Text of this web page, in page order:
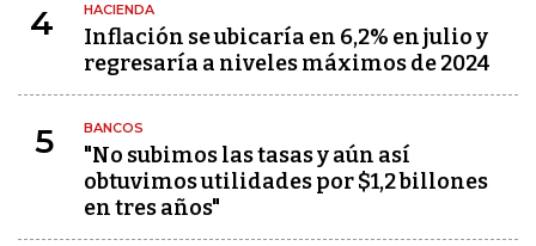
4 HACIENDA
Inflación se ubicaría en 6,2% en julio y
regresaría a niveles máximos de 2024
5 BANCOS
"No subimos las tasas y aún así
obtuvimos utilidades por $1,2 billones
en tres años"